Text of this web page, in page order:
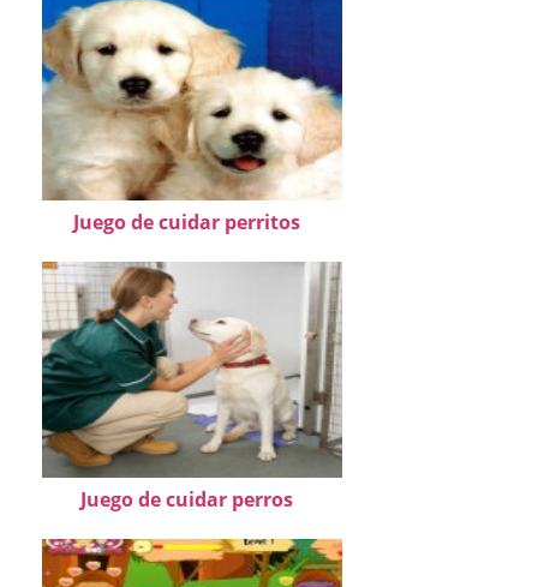
Juego de cuidar perritos
Juego de cuidar perros